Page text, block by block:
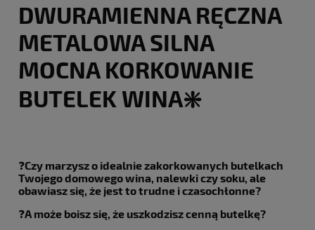
DWURAMIENNA RĘCZNA
METALOWA SILNA
MOCNA KORKOWANIE
BUTELEK WINA❇️
❓Czy marzysz o idealnie zakorkowanych butelkach
Twojego domowego wina, nalewki czy soku, ale
obawiasz się, że jest to trudne i czasochłonne?
❓A może boisz się, że uszkodzisz cenną butelkę?